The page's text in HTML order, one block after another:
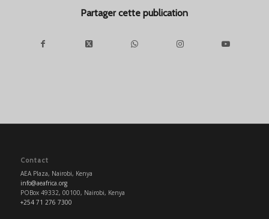
Partager cette publication
Contact
AEA Plaza, Nairobi, Kenya
info@aeafrica.org
POBox 49332, 00100, Nairobi, Kenya
+254 71 276 7300